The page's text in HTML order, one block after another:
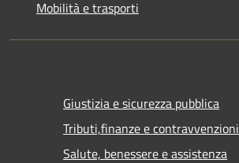
Mobilità e trasporti
Giustizia e sicurezza pubblica
Tributi,finanze e contravvenzioni
Salute, benessere e assistenza